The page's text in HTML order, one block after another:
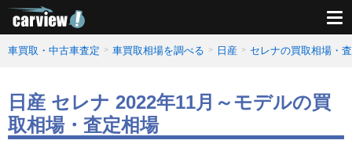
車買取・中古車査定 車買取相場を調べる 日産 セレナの買取相場・
日産 セレナ 2022年11月～モデルの買
取相場・査定相場